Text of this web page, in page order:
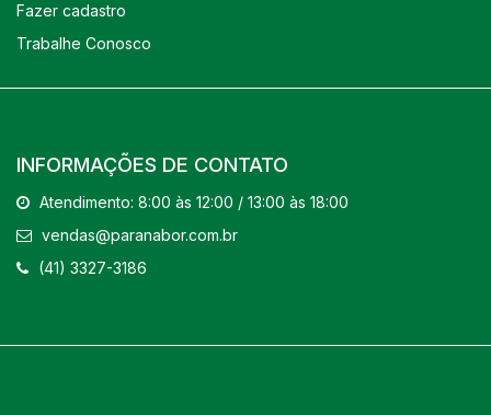
Fazer cadastro
Trabalhe Conosco
INFORMAÇÕES DE CONTATO
Atendimento: 8:00 às 12:00 / 13:00 às 18:00
vendas@paranabor.com.br
(41) 3327-3186